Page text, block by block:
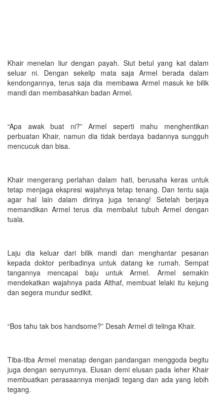
Khair menelan liur dengan payah. Siut betul yang kat dalam
seluar ni. Dengan sekelip mata saja Armel berada dalam
kendongannya, terus saja dia membawa Armel masuk ke bilik
mandi dan membasahkan badan Armel.
“Apa awak buat ni?” Armel seperti mahu menghentikan
perbuatan Khair, namun dia tidak berdaya badannya sungguh
mencucuk dan bisa.
Khair mengerang perlahan dalam hati, berusaha keras untuk
tetap menjaga ekspresi wajahnya tetap tenang. Dan tentu saja
agar hal lain dalam dirinya juga tenang! Setelah berjaya
memandikan Armel terus dia membalut tubuh Armel dengan
tuala.
Laju dia keluar dari bilik mandi dan menghantar pesanan
kepada doktor peribadinya untuk datang ke rumah. Sempat
tangannya mencapai baju untuk Armel. Armel semakin
mendekatkan wajahnya pada Althaf, membuat lelaki itu kejung
dan segera mundur sedikit.
“Bos tahu tak bos handsome?” Desah Armel di telinga Khair.
Tiba-tiba Armel menatap dengan pandangan menggoda begitu
juga dengan senyumnya. Elusan demi elusan pada leher Khair
membuatkan perasaannya menjadi tegang dan ada yang lebih
tegang.